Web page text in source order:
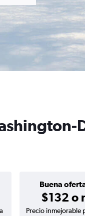
Buena
$132 o
Precio inmejorable